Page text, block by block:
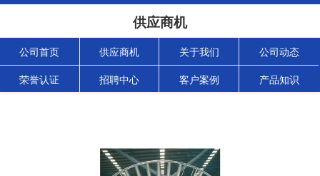
供应商机
公司首页 供应商机 关于我们 公司动态
荣誉认证 招聘中心 客户案例 产品知识